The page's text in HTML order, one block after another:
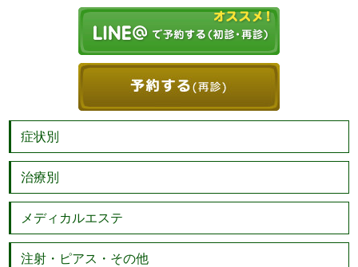
症状別
治療別
メディカルエステ
注射・ピアス・その他